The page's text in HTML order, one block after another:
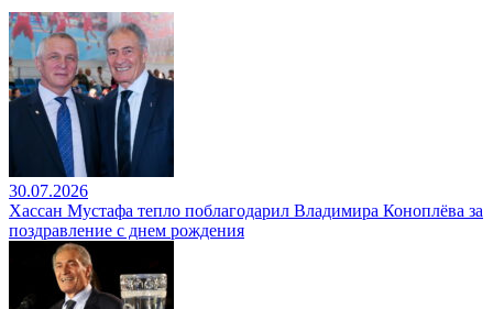
30.07.2026
Хассан Мустафа тепло поблагодарил Владимира Коноплёва за
поздравление с днем рождения